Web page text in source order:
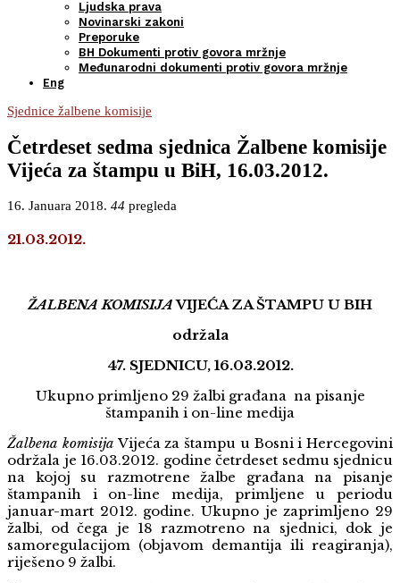
Ljudska prava
Novinarski zakoni
Preporuke
BH Dokumenti protiv govora mržnje
Međunarodni dokumenti protiv govora mržnje
Eng
Sjednice žalbene komisije
Četrdeset sedma sjednica Žalbene komisije
Vijeća za štampu u BiH, 16.03.2012.
16. Januara 2018. 44 pregleda
21.03.2012.
ŽALBENA KOMISIJAVIJEĆA ZA ŠTAMPU U BIH
održala
47. SJEDNICU, 16.03.2012.
Ukupno primljeno 29 žalbi građana na pisanje
štampanih i on-line medija
Žalbena komisija Vijeća za štampu u Bosni i Hercegovini
održala je 16.03.2012. godine četrdeset sedmu sjednicu
na kojoj su razmotrene žalbe građana na pisanje
štampanih i on-line medija, primljene u periodu
januar-mart 2012. godine. Ukupno je zaprimljeno 29
žalbi, od čega je 18 razmotreno na sjednici, dok je
samoregulacijom (objavom demantija ili reagiranja),
riješeno 9 žalbi.